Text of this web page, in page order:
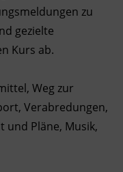
zu
gezielte
Kurs ab.
Weg zur
Verabredungen,
und Pläne, Musik,